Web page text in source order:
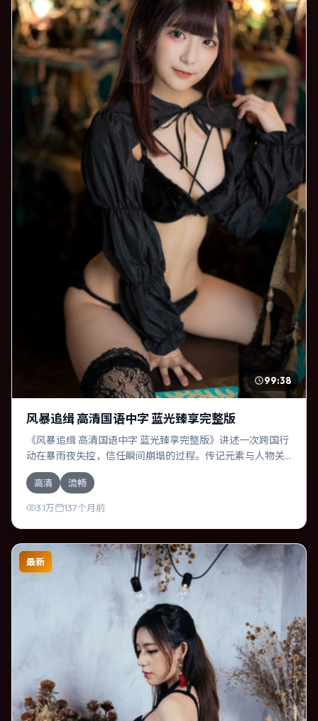
99:38
风暴追缉 高清国语中字 蓝光臻享完整版
《风暴追缉 高清国语中字 蓝光臻享完整版》讲述一次跨国行
动在暴雨夜失控，信任瞬间崩塌的过程。传记元素与人物关
系相互咬合，段奕宏、杨幂的对手戏尤为出彩。导演娄烨善
于在长镜头中积蓄张力，本片亦在印度实地取景，增强真实
质感。
高清 流畅
3.1万 137个月前
最新